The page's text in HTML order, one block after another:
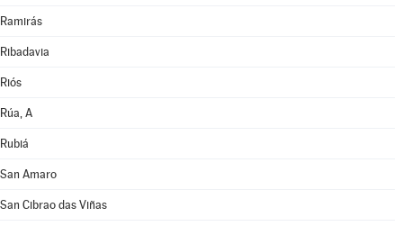
Ramirás
Ribadavia
Riós
Rúa, A
Rubiá
San Amaro
San Cibrao das Viñas